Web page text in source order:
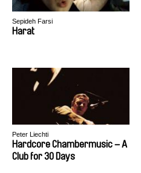
Sepideh Farsi
Harat
Peter Liechti
Hardcore Chambermusic – A
Club for 30 Days